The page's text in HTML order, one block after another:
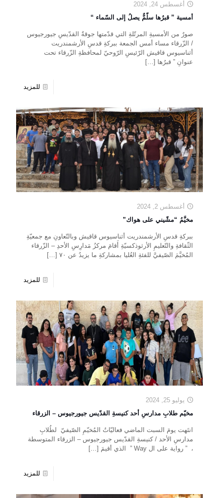
أغسطس 24, 2024
أمسية ” قبرُها سلّمٌّ يصلُ إلى السّماء “
صورٌ من الأمسيةِ المرتّلةِ التي قدّمتها جوقةُ القدّيسِ جيورجيوس
/ الزّرقاء مساء أمس الجمعة ببركةِ قدسِ الأرشمندريت
أثناسيوس قاقيش الرّئيسِ الرّوحيّ لمحافظةِ الزّرقاء تحت
عنوانِ ” قبرُها […]
للمزيد
أغسطس 2, 2024
مخيَّمُ “مشّيني على هواك”
ببركةِ قدسِ الأرشمندريت أثناسيوس قاقيش وبالتّعاونِ مع جمعيّةِ
الثّقافةِ والتّعليمِ الأرثوذكسيّةِ أَقامَ مركزُ مَدارِسِ الأحدِ – الزّرقاء
المُخيَّمَ الصّيفيَّ للفئةِ العُليا بمشاركةِ ما يزيدُ عن ٧٠
[…]
للمزيد
يوليو 25, 2024
مخيّم طلابِ مدارسِ أحد كنيسةِ القدّيس جيورجيوس – الزرقاء
‎انتَهت يومَ السبت الماضي فعاليّاتُ المُخيّمِ الصّيفيّ لطُلابِ
مدارسِ الأحد / كنيسةِ القدّيس جيورجيوس – الزرقاء المتوسطة
، ” رواية على ال Way ” الذي أقيمَ
[…]
للمزيد